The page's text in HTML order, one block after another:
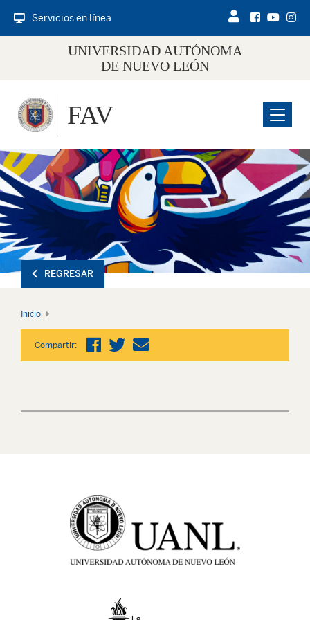
Servicios en línea
UNIVERSIDAD AUTÓNOMA
DE NUEVO LEÓN
Menu
FAV
REGRESAR
Inicio
Compartir: